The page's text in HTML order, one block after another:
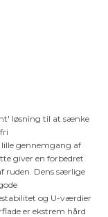
løsning til at sænke
gennemgang af
giver en forbedret
ruden. Dens særlige
og U-værdier
er ekstrem hård